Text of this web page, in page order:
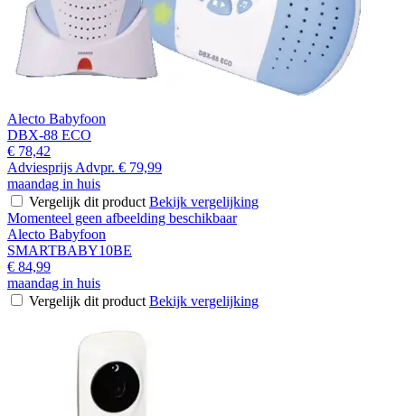
Alecto Babyfoon
DBX-88 ECO
€ 78,42
Adviesprijs Advpr. € 79,99
maandag in huis
Vergelijk dit product Bekijk vergelijking
Momenteel geen afbeelding beschikbaar
Alecto Babyfoon
SMARTBABY10BE
€ 84,99
maandag in huis
Vergelijk dit product Bekijk vergelijking